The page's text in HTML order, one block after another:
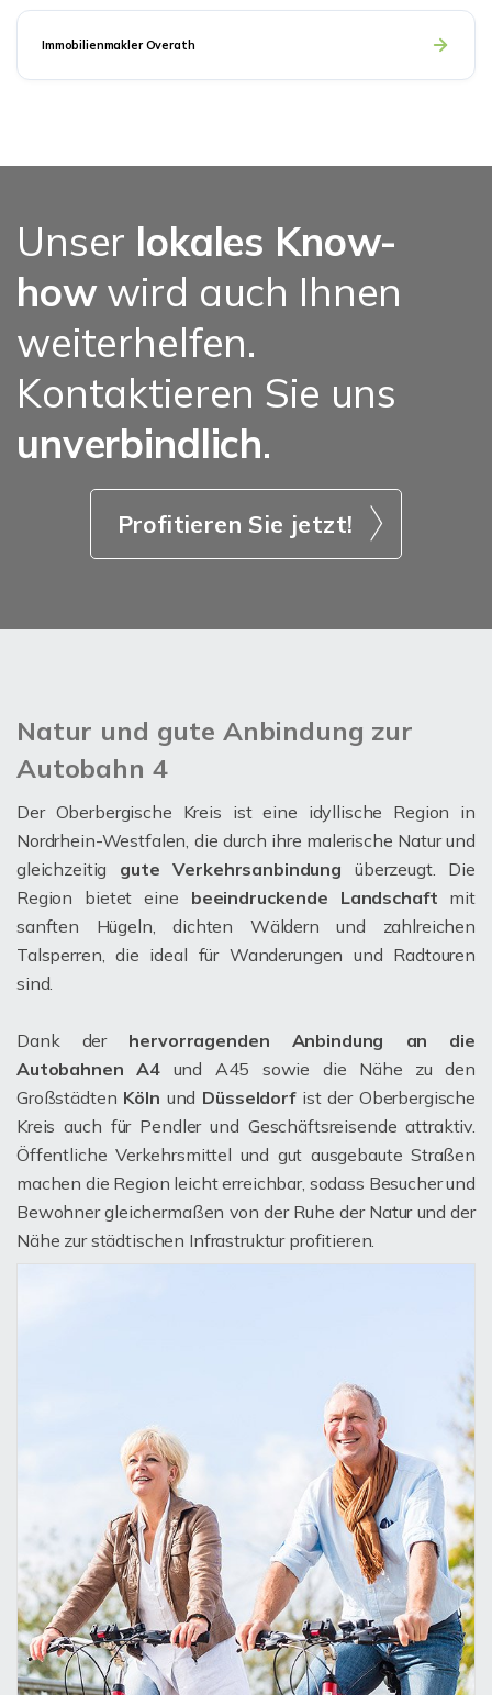
Immobilienmakler Overath
Unser lokales Know-
howwird auch Ihnen
weiterhelfen.
Kontaktieren Sie uns
unverbindlich.
Profitieren Sie jetzt!
Natur und gute Anbindung zur
Autobahn 4
Der Oberbergische Kreis ist eine idyllische Region in
Nordrhein-Westfalen, die durch ihre malerische Natur und
gleichzeitig gute Verkehrsanbindung überzeugt. Die
Region bietet eine beeindruckende Landschaft mit
sanften Hügeln, dichten Wäldern und zahlreichen
Talsperren, die ideal für Wanderungen und Radtouren
sind.
Dank der hervorragenden Anbindung an die
Autobahnen A4und A45 sowie die Nähe zu den
Großstädten Köln und Düsseldorf ist der Oberbergische
Kreis auch für Pendler und Geschäftsreisende attraktiv.
Öffentliche Verkehrsmittel und gut ausgebaute Straßen
machen die Region leicht erreichbar, sodass Besucher und
Bewohner gleichermaßen von der Ruhe der Natur und der
Nähe zur städtischen Infrastruktur profitieren.